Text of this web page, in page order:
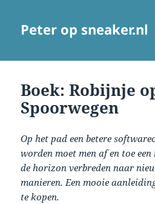
Peter op sneaker.nl
Boek: Robijnje
Spoorwegen
Op het pad een betere
worden moet men af en toe
de horizon verbreden naar
manieren. Een mooie
te kopen.